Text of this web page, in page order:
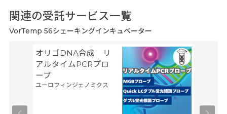
関連の受託サービス一覧
VorTemp 56シェーキングインキュベーター
オリゴDNA合成 リ
アルタイムPCRプロ
ーブ
ユーロフィンジェノミクス